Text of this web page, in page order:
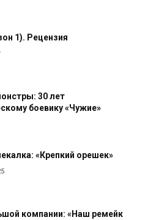
1). Рецензия
30 лет
боевику «Чужие»
«Крепкий орешек»
компании: «Наш ремейк